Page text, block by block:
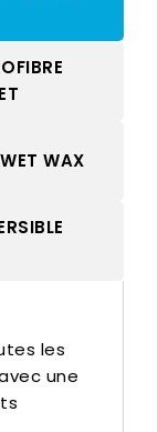
WAX
les
une